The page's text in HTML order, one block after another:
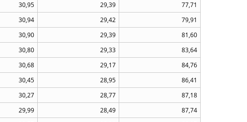
30,95 29,39
77,71
30,94 29,42
79,91
30,90 29,39
81,60
30,80 29,33
83,64
30,68 29,17
84,76
30,45 28,95
86,41
30,27 28,77
87,18
29,99 28,49
87,74